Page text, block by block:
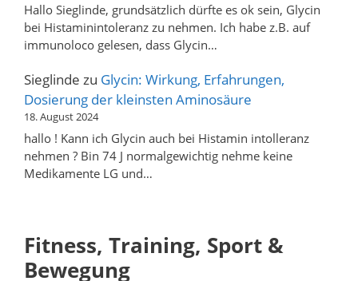
Hallo Sieglinde, grundsätzlich dürfte es ok sein, Glycin
bei Histaminintoleranz zu nehmen. Ich habe z.B. auf
immunoloco gelesen, dass Glycin…
Sieglinde zu Glycin: Wirkung, Erfahrungen,
Dosierung der kleinsten Aminosäure
18. August 2024
hallo ! Kann ich Glycin auch bei Histamin intolleranz
nehmen ? Bin 74 J normalgewichtig nehme keine
Medikamente LG und…
Fitness, Training, Sport &
Bewegung